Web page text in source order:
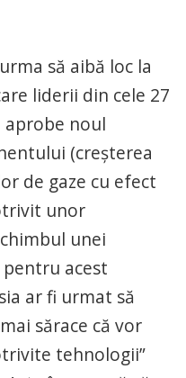
să aibă loc la
liderii din cele 27
aprobe noul
(creșterea
de gaze cu efect
unor
unei
acest
ar fi urmat să
sărace că vor
tehnologii”